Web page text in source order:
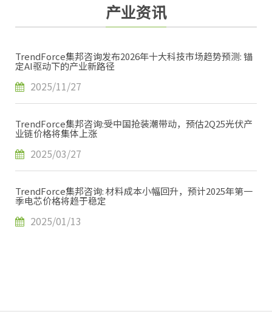
产业资讯
TrendForce集邦咨询发布2026年十大科技市场趋势预测: 锚
定AI驱动下的产业新路径
2025/11/27
TrendForce集邦咨询:受中国抢装潮带动，预估2Q25光伏产
业链价格将集体上涨
2025/03/27
TrendForce集邦咨询: 材料成本小幅回升，预计2025年第一
季电芯价格将趋于稳定
2025/01/13